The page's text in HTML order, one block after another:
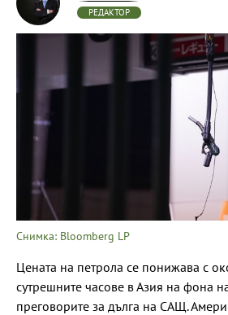
РЕДАКТОР
Снимка: Bloomberg LP
Цената на петрола се понижава с
сутрешните часове в Азия на фона
преговорите за дълга на САЩ.